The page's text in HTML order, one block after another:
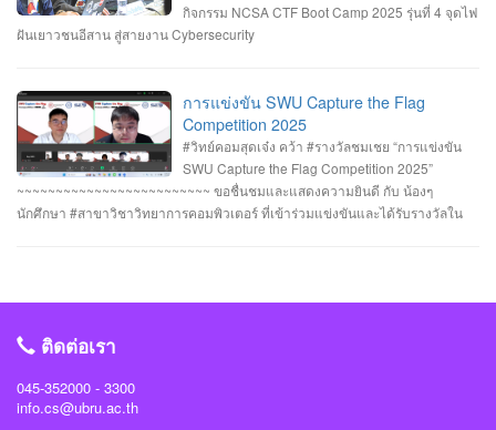
ชาติ (สกมช.) รายการที่ 2. “การแข่งขัน SWU Capture the Flag Competition
2025” เมื่อวันอังคารที่ 1 และ 8 กรกฎาคม 2568 (จัดการแข่งขันในรูปแบบออนไลน์
ในโครงการจำนวน 60 ทีม จัดโดย ภาควิชาวิศวกรรมคอมพิวเตอร์ คณะ
วิศวกรรมศาสตร์ มหาวิทยาลัยศรีนครินทรวิโรฒ ร่วมกับ บริษัท ACIS Professional
Center และ บริษัท SEC Playground รายการที่ 3. การแข่งขัน Mini CTF ระหว่างผู้
เข้าร่วม NCSA CTF Boot Camp 2025 รุ่นที่ 4 ซึ่งจัดขึ้นในระหว่างวันที่ 19–20
กรกฎาคม 2568 นายอาทิตย์ สายกนก นักศึกษาชั้นปีที่ 3 ได้รับ #รางวัล_MVP ผู้ที่
ทำคะแนนรายบุคคลสูงสุด (3400 คะแนน) จัดโดย #สำนักงานคณะกรรมการการ
#มหาวิทยาลัยแห่งความสุข #มหาวิทยาลัยราชภัฏอุบลราชธานี
กิจกรรม NCSA CTF Boot Camp 2025 รุ่นที่ 4 จุดไฟ
ฝันเยาวชนอีสาน สู่สายงาน Cybersecurity
การแข่งขัน SWU Capture the Flag
Competition 2025
#วิทย์คอมสุดเจ๋ง คว้า #รางวัลชมเชย “การแข่งขัน
SWU Capture the Flag Competition 2025”
~~~~~~~~~~~~~~~~~~~~~~~~~ ขอชื่นชมและแสดงความยินดี กับ น้องๆ
นักศึกษา #สาขาวิชาวิทยาการคอมพิวเตอร์ ที่เข้าร่วมแข่งขันและได้รับรางวัลใน
24 สถาบันการศึกษา รวมทีมมาเข้าร่วมทำการแข่งขันในโครงการจำนวน 60 ทีม
#มหาวิทยาลัยราชภัฏอุบลราชธานี
ติดต่อเรา
045-352000 - 3300
info.cs@ubru.ac.th